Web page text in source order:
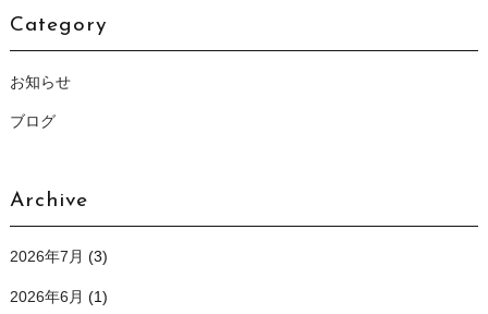
Category
お知らせ
ブログ
Archive
2026年7月 (3)
2026年6月 (1)